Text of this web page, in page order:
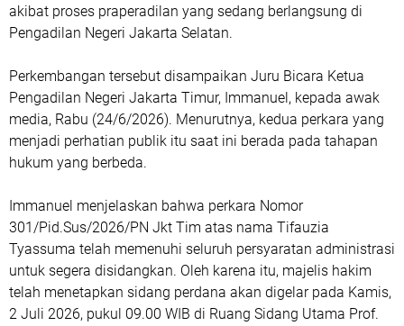
akibat proses praperadilan yang sedang berlangsung di
Pengadilan Negeri Jakarta Selatan.
Perkembangan tersebut disampaikan Juru Bicara Ketua
Pengadilan Negeri Jakarta Timur, Immanuel, kepada awak
media, Rabu (24/6/2026). Menurutnya, kedua perkara yang
menjadi perhatian publik itu saat ini berada pada tahapan
hukum yang berbeda.
Immanuel menjelaskan bahwa perkara Nomor
301/Pid.Sus/2026/PN Jkt Tim atas nama Tifauzia
Tyassuma telah memenuhi seluruh persyaratan administrasi
untuk segera disidangkan. Oleh karena itu, majelis hakim
telah menetapkan sidang perdana akan digelar pada Kamis,
2 Juli 2026, pukul 09.00 WIB di Ruang Sidang Utama Prof.